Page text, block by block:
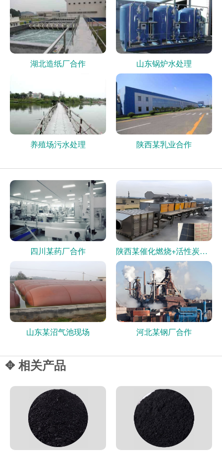
湖北造纸厂合作 山东锅炉水处理
养殖场污水处理 陕西某乳业合作
四川某药厂合作 陕西某催化燃烧+活性炭现场
山东某沼气池现场 河北某钢厂合作
✥ 相关产品